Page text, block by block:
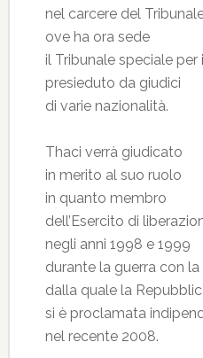
nel carcere del Tribunale
ove ha ora sede
il Tribunale speciale per
presieduto da giudici
di varie nazionalità.
Thaci verrà giudicato
in merito al suo ruolo
in quanto membro
dell’Esercito di
negli anni 1998 e 1999
durante la guerra con la
dalla quale la
si è proclamata
nel recente 2008.